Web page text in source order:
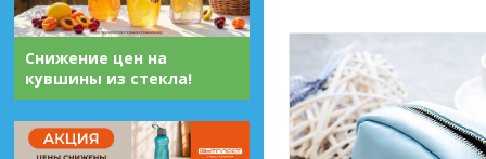
Снижение цен на
кувшины из стекла!